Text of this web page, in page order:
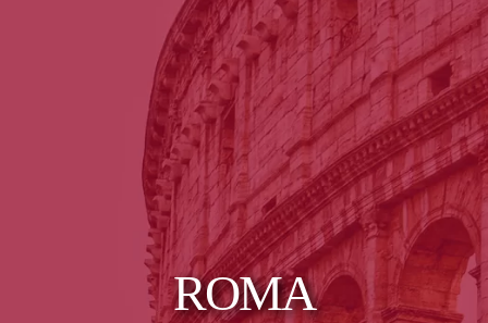
ROMA